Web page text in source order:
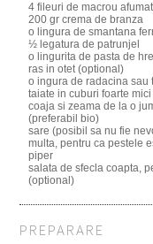
4 fileuri de macrou
200 gr crema de branza
o lingura de smantana
½ legatura de patrunjel
o lingurita de pasta de
ras in otet (optional)
o ingura de radacina sau
taiate in cuburi foarte
coaja si zeama de la o
(preferabil bio)
sare (posibil sa nu fie
multa, pentru ca pestele
piper
salata de sfecla coapta,
(optional)
PREPARARE